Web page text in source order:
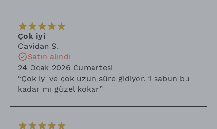
Çok iyi
Cavidan S.
Satın alındı
24 Ocak 2026 Cumartesi
“Çok iyi ve çok uzun süre gidiyor. 1 sabun bu
kadar mı güzel kokar”